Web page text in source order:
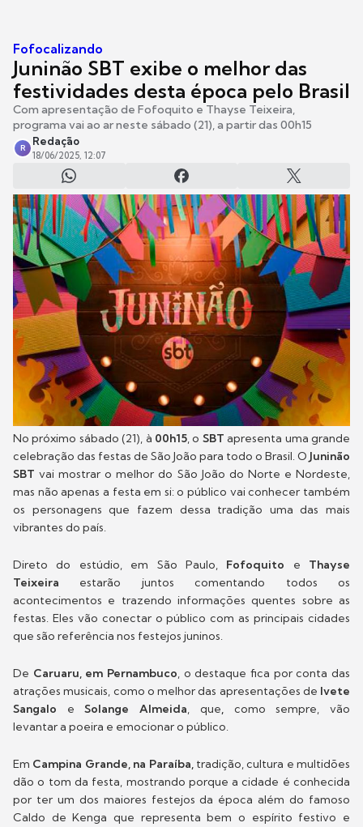
Fofocalizando
Juninão SBT exibe o melhor das
festividades desta época pelo Brasil
Com apresentação de Fofoquito e Thayse Teixeira,
programa vai ao ar neste sábado (21), a partir das 00h15
R
Redação
18/06/2025, 12:07
No próximo sábado (21), à 00h15, o SBTapresenta uma grande
celebração das festas de São João para todo o Brasil. O Juninão
SBT vai mostrar o melhor do São João do Norte e Nordeste,
mas não apenas a festa em si: o público vai conhecer também
os personagens que fazem dessa tradição uma das mais
vibrantes do país.
Direto do estúdio, em São Paulo, Fofoquito e Thayse
Teixeira estarão juntos comentando todos os
acontecimentos e trazendo informações quentes sobre as
festas. Eles vão conectar o público com as principais cidades
que são referência nos festejos juninos.
De Caruaru, em Pernambuco, o destaque fica por conta das
atrações musicais, como o melhor das apresentações de Ivete
Sangalo eSolange Almeida, que,como sempre, vão
levantara poeira e emocionar o público.
Em Campina Grande, na Paraíba,tradição, cultura e multidões
dão o tom da festa, mostrando porque a cidade é conhecida
por ter um dos maiores festejos da época além do famoso
Caldo de Kenga que representa bem o espírito festivo e